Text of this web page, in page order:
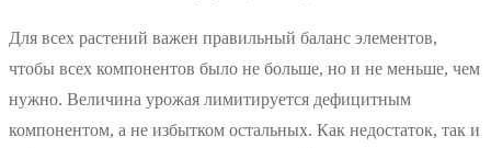
Для всех растений важен правильный баланс элементов,
чтобы всех компонентов было не больше, но и не меньше, чем
нужно. Величина урожая лимитируется дефицитным
компонентом, а не избытком остальных. Как недостаток, так и